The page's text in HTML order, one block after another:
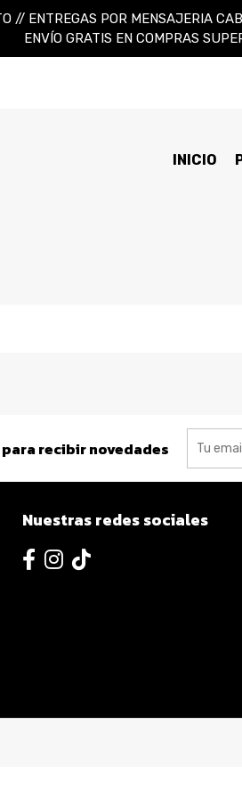
// ENTREGAS POR MENSAJERIA
ENVÍO GRATIS EN COMPRAS
INICIO
recibir novedades
Nuestras redes sociales